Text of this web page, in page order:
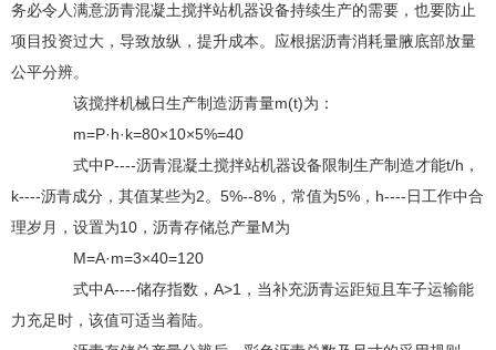
务必令人满意沥青混凝土搅拌站机器设备持续生产的需要，也要防止
项目投资过大，导致放纵，提升成本。应根据沥青消耗量腋底部放量
公平分辨。
该搅拌机械日生产制造沥青量m(t)为：
m=P·h·k=80×10×5%=40
式中P----沥青混凝土搅拌站机器设备限制生产制造才能t/h，
k----沥青成分，其值某些为2。5%--8%，常值为5%，h----日工作中合
理岁月，设置为10，沥青存储总产量M为
M=A·m=3×40=120
式中A----储存指数，A>1，当补充沥青运距短且车子运输能
力充足时，该值可适当着陆。